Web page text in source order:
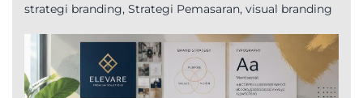
strategi branding, Strategi Pemasaran, visual branding